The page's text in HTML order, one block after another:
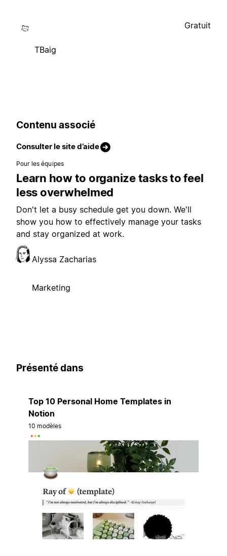
TBaig
Gratuit
Contenu associé
Consulter le site d’aide
Pour les équipes
Learn how to organize tasks to feel
less overwhelmed
Don't let a busy schedule get you down. We'll
show you how to effectively manage your tasks
and stay organized at work.
Alyssa Zacharias
Marketing
Présenté dans
Top 10 Personal Home Templates in
Notion
10 modèles